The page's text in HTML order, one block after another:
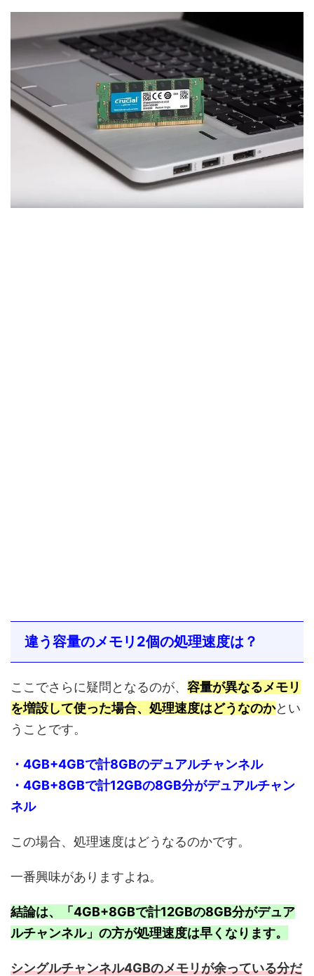
違う容量のメモリ2個の処理速度は？
ここでさらに疑問となるのが、 容量が異なるメモリ
を増設して使った場合、処理速度はどうなのかとい
うことです。
・4GB+4GBで計8GBのデュアルチャンネル
・4GB+8GBで計12GBの8GB分がデュアルチャン
ネル
この場合、処理速度はどうなるのかです。
一番興味がありますよね。
結論は、「4GB+8GBで計12GBの8GB分がデュア
ルチャンネル」の方が処理速度は早くなります。
シングルチャンネル4GBのメモリが余っている分だ